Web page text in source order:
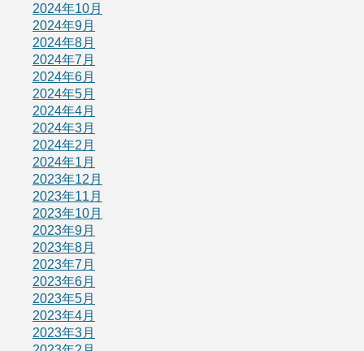
2024年10月
2024年9月
2024年8月
2024年7月
2024年6月
2024年5月
2024年4月
2024年3月
2024年2月
2024年1月
2023年12月
2023年11月
2023年10月
2023年9月
2023年8月
2023年7月
2023年6月
2023年5月
2023年4月
2023年3月